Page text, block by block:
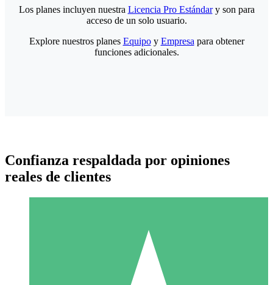
Paquetes de Créditos Individuales
Los planes incluyen nuestra Licencia Pro Estándary son para
acceso de un solo usuario.
Explore nuestros planes Equipoy Empresa para obtener
funciones adicionales.
Confianza respaldada por opiniones
reales de clientes